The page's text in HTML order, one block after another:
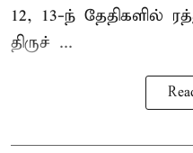
12, 13-ந் தேதிகளில்
திருச் ...